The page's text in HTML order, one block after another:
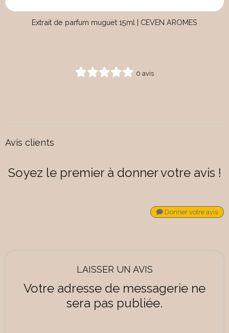
Extrait de parfum muguet 15ml | CEVEN AROMES
0 avis
Avis clients
Soyez le premier à donner votre avis !
Donner votre avis
LAISSER UN AVIS
Votre adresse de messagerie ne
sera pas publiée.